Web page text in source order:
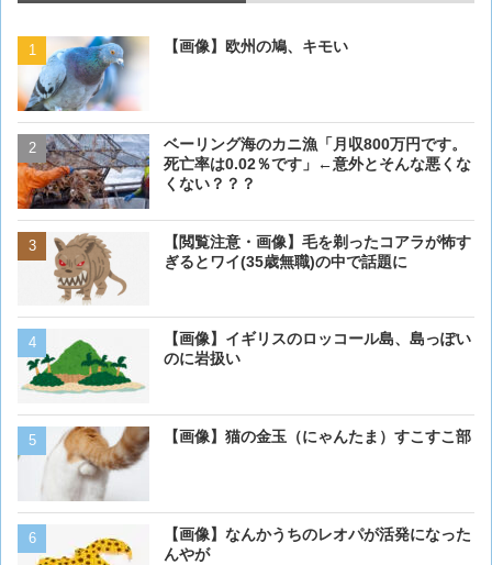
【画像】欧州の鳩、キモい
ベーリング海のカニ漁「月収800万円です。
死亡率は0.02％です」←意外とそんな悪くな
くない？？？
【閲覧注意・画像】毛を剃ったコアラが怖す
ぎるとワイ(35歳無職)の中で話題に
【画像】イギリスのロッコール島、島っぽい
のに岩扱い
【画像】猫の金玉（にゃんたま）すこすこ部
【画像】なんかうちのレオパが活発になった
んやが
【画像】欧州の鳩、キモい
【閲覧注意・画像】毛を剃
ぎるとワイ(35歳無職)の中
【画像】イギリスのロッコ
のに岩扱い
犬って普段何考えてるの？
【画像大量！】イッヌさん
【画像】 アメリカのケー